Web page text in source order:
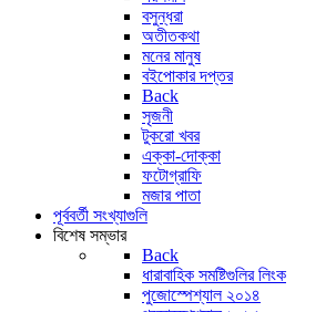
বসুন্ধরা
অতীতকথা
মনের মানুষ
বইপোকার দপ্তর
Back
সৃজনী
টুকরো খবর
এক্কা-দোক্কা
ফটোগ্রাফি
মজার পাতা
পূর্ববর্তী সংখ্যাগুলি
বিশেষ সম্ভার
Back
ধারাবাহিক সমষ্টিগুলির লিংক
পুজোস্পেশ্যাল ২০১৪